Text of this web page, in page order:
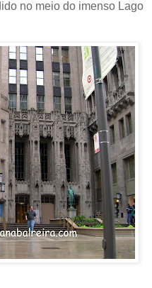
no meio do imenso Lago